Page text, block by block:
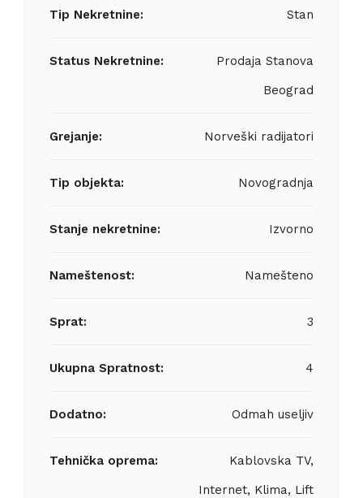
Tip Nekretnine: Stan
Status Nekretnine:
Prodaja Stanova
Beograd
Grejanje: Norveški radijatori
Tip objekta: Novogradnja
Stanje nekretnine: Izvorno
Nameštenost: Namešteno
Sprat: 3
Ukupna Spratnost: 4
Dodatno: Odmah useljiv
Tehnička oprema:
Kablovska TV,
Internet, Klima, Lift